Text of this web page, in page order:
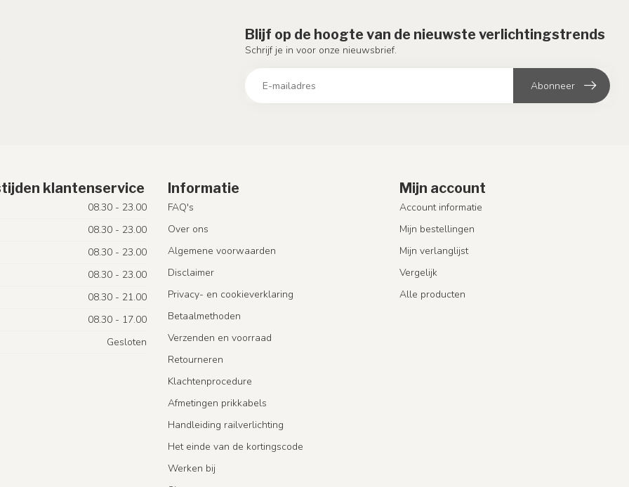
Blijf op de hoogte van de nieuwste verlichtingstrends
Schrijf je in voor onze nieuwsbrief.
Abonneer
klantenservice
08.30 - 23.00
08.30 - 23.00
08.30 - 23.00
08.30 - 23.00
08.30 - 21.00
08.30 - 17.00
Gesloten
Informatie
FAQ's
Over ons
Algemene voorwaarden
Disclaimer
Privacy- en cookieverklaring
Betaalmethoden
Verzenden en voorraad
Retourneren
Klachtenprocedure
Afmetingen prikkabels
Handleiding railverlichting
Het einde van de kortingscode
Werken bij
Mijn account
Account informatie
Mijn bestellingen
Mijn verlanglijst
Vergelijk
Alle producten